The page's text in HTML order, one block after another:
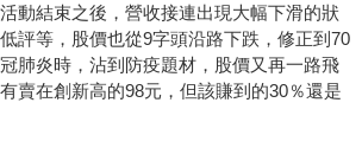
動結束之後，營收接連出現大幅下滑的狀
評等，股價也從9字頭沿路下跌，修正到70
肺炎時，沾到防疫題材，股價又再一路飛
賣在創新高的98元，但該賺到的30％還是